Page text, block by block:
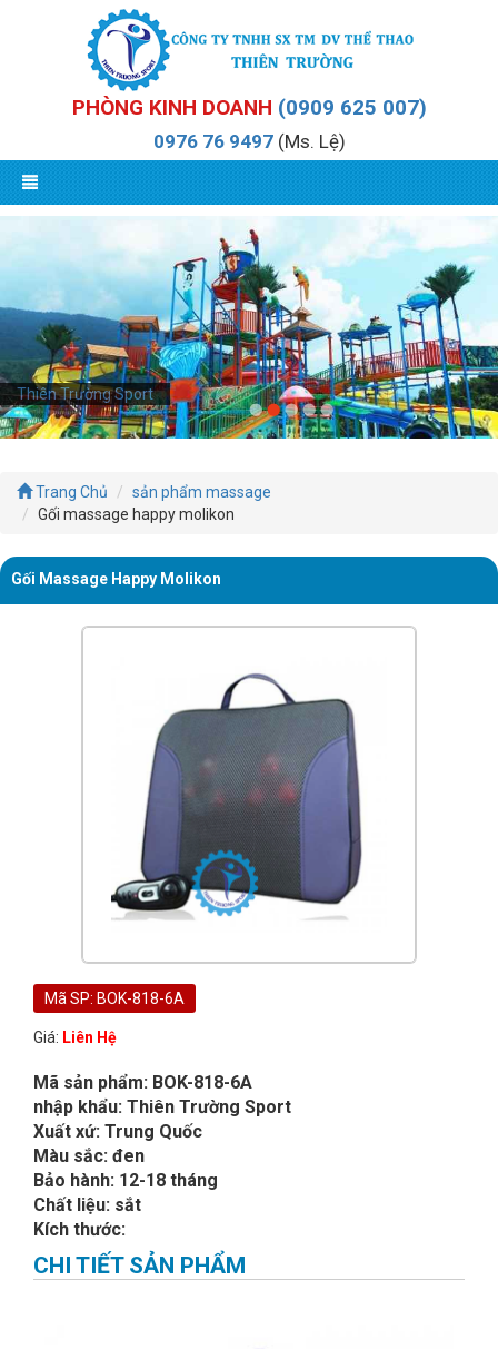
PHÒNG KINH DOANH (0909 625 007)
0976 76 9497(Ms. Lệ)
Thiên Trường Sport
Trang Chủ
sản phẩm massage
Gối massage happy molikon
Gối Massage Happy Molikon
Mã SP: BOK-818-6A
Giá: Liên Hệ
Mã sản phẩm: BOK-818-6A
nhập khẩu: Thiên Trường Sport
Xuất xứ: Trung Quốc
Màu sắc: đen
Bảo hành: 12-18 tháng
Chất liệu: sắt
Kích thước:
CHI TIẾT SẢN PHẨM